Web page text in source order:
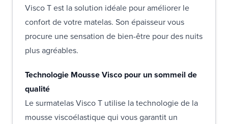
Visco T est la solution idéale pour améliorer le
confort de votre matelas. Son épaisseur vous
procure une sensation de bien-être pour des nuits
plus agréables.
Technologie Mousse Visco pour un sommeil de
qualité
Le surmatelas Visco T utilise la technologie de la
mousse viscoélastique qui vous garantit un